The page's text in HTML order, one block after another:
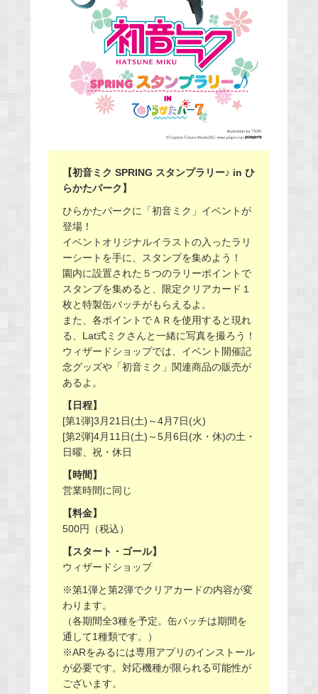
【初音ミク SPRING スタンプラリー♪ in ひ
らかたパーク】
ひらかたパークに「初音ミク」イベントが
登場！
イベントオリジナルイラストの入ったラリ
ーシートを手に、スタンプを集めよう！
園内に設置された５つのラリーポイントで
スタンプを集めると、限定クリアカード１
枚と特製缶バッチがもらえるよ。
また、各ポイントでＡＲを使用すると現れ
る、Lat式ミクさんと一緒に写真を撮ろう！
ウィザードショップでは、イベント開催記
念グッズや「初音ミク」関連商品の販売が
あるよ。
【日程】
[第1弾]3月21日(土)～4月7日(火)
[第2弾]4月11日(土)～5月6日(水・休)の土・
日曜、祝・休日
【時間】
営業時間に同じ
【料金】
500円（税込）
【スタート・ゴール】
ウィザードショップ
※第1弾と第2弾でクリアカードの内容が変
わります。
（各期間全3種を予定。缶バッチは期間を
通して1種類です。）
※ARをみるには専用アプリのインストール
が必要です。対応機種が限られる可能性が
ございます。